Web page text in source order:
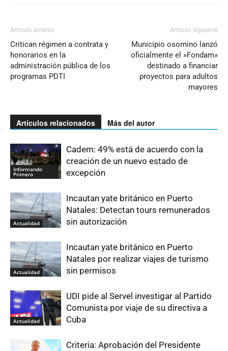
Artículo anterior
Critican régimen a contrata y
honorarios en la
administración pública de los
programas PDTI
Artículo siguiente
Municipio osornino lanzó
oficialmente el »Fondam»
destinado a financiar
proyectos para adultos
mayores
Artículos relacionados Más del autor
Informando
Primero
Cadem: 49% está de acuerdo con la
creación de un nuevo estado de
excepción
Actualidad
Incautan yate británico en Puerto
Natales: Detectan tours remunerados
sin autorización
Actualidad
Incautan yate británico en Puerto
Natales por realizar viajes de turismo
sin permisos
Actualidad
UDI pide al Servel investigar al Partido
Comunista por viaje de su directiva a
Cuba
Criteria: Aprobación del Presidente